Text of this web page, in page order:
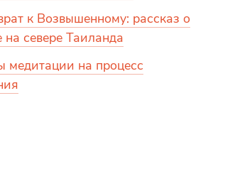
к Возвышенному: рассказ о
на севере Таиланда
медитации на процесс